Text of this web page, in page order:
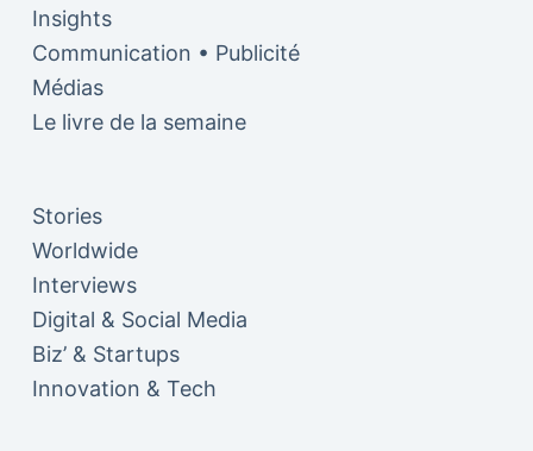
Insights
Communication • Publicité
Médias
Le livre de la semaine
Stories
Worldwide
Interviews
Digital & Social Media
Biz’ & Startups
Innovation & Tech